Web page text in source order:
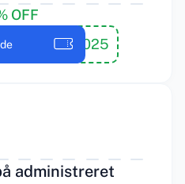
OFF
KLAR2025
administreret